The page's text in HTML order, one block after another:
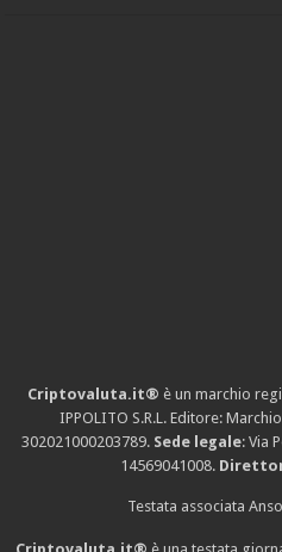
Criptovaluta.it® è un marchio
IPPOLITO S.R.L. Editore:
302021000203789. Sede legale: Via
14569041008.
Testata associata Anso